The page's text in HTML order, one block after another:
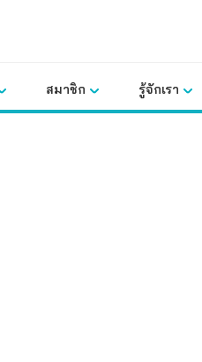
สมาชิก รู้จักเรา